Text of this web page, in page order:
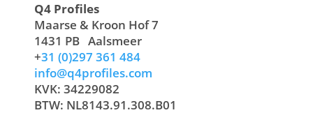
Q4 Profiles
Maarse & Kroon Hof 7
1431 PB Aalsmeer
+31 (0)297 361 484
info@q4profiles.com
KVK: 34229082
BTW: NL8143.91.308.B01